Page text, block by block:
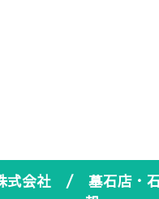
式会社 / 墓石店・